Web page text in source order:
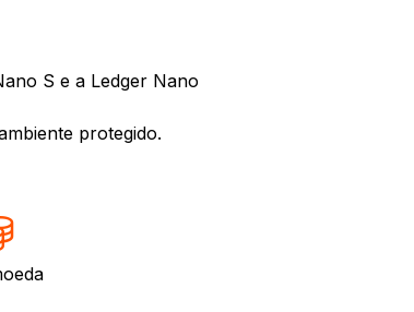
S e a Ledger Nano
protegido.